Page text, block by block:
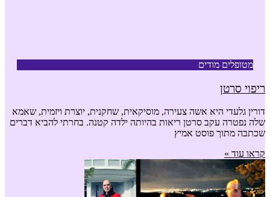
מטופלים מודים
ריפוי סרטן
דורין גלעדי היא אשה צעירה, מוסיקאית, שחקנית, יוצרת ויזמית, שאמא
שלה נפטרה עקב סרטן ריאות בהיותה ילדה קטנה. בחרתי להביא דברים
שכתבה מתוך פוסט אמיץ
קראו עוד »